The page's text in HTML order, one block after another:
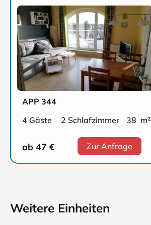
APP 344
4 Gäste
2 Schlafzimmer 38 m²
ab 47 € Zur Anfrage
Weitere Einheiten